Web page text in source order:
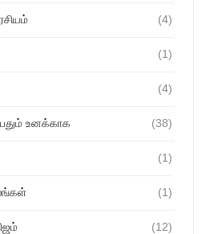
(4)
(1)
(4)
உனக்காக (38)
(1)
(1)
(12)